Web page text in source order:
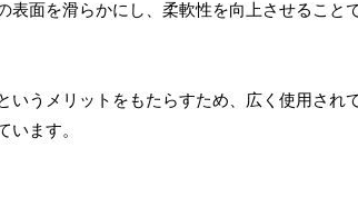
表面を滑らかにし、柔軟性を向上させること
いうメリットをもたらすため、広く使用され
います。